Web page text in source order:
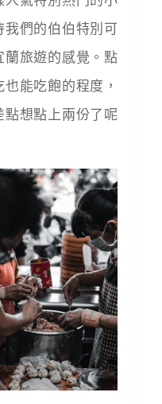
們的伯伯特別可
蘭旅遊的感覺。點
能吃飽的程度，
想點上兩份了呢